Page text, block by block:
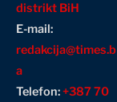
distrikt BiH
E-mail:
redakcija@times.b
a
Telefon:+387 70